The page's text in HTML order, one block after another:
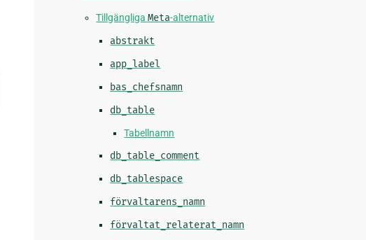
TillgängligaMeta-alternativ
abstrakt
app_label
bas_chefsnamn
db_table
Tabellnamn
db_table_comment
db_tablespace
förvaltarens_namn
förvaltat_relaterat_namn